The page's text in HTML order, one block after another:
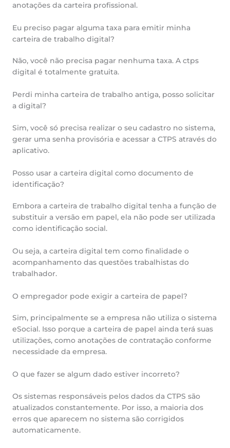
anotações da carteira profissional.
Eu preciso pagar alguma taxa para emitir minha
carteira de trabalho digital?
Não, você não precisa pagar nenhuma taxa. A ctps
digital é totalmente gratuita.
Perdi minha carteira de trabalho antiga, posso solicitar
a digital?
Sim, você só precisa realizar o seu cadastro no sistema,
gerar uma senha provisória e acessar a CTPS através do
aplicativo.
Posso usar a carteira digital como documento de
identificação?
Embora a carteira de trabalho digital tenha a função de
substituir a versão em papel, ela não pode ser utilizada
como identificação social.
Ou seja, a carteira digital tem como finalidade o
acompanhamento das questões trabalhistas do
trabalhador.
O empregador pode exigir a carteira de papel?
Sim, principalmente se a empresa não utiliza o sistema
eSocial. Isso porque a carteira de papel ainda terá suas
utilizações, como anotações de contratação conforme
necessidade da empresa.
O que fazer se algum dado estiver incorreto?
Os sistemas responsáveis pelos dados da CTPS são
atualizados constantemente. Por isso, a maioria dos
erros que aparecem no sistema são corrigidos
automaticamente.